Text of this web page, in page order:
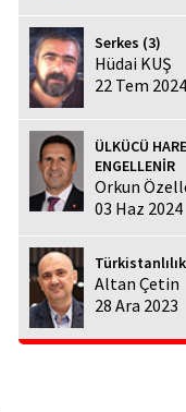
Serkes (3)
Hüdai KUŞ
22 Tem 2024
ÜLKÜCÜ
ENGELLENİR
Orkun
03 Haz 2024
Altan Çetin
28 Ara 2023